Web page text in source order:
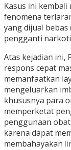
Kasus ini
fenomena
yang dijual bebas
pengganti
Atas kejadian ini,
respons cepat
memanfaatkan
mengeluarkan
khususnya para
memperketat
penggunaan
karena dapat
membahayakan